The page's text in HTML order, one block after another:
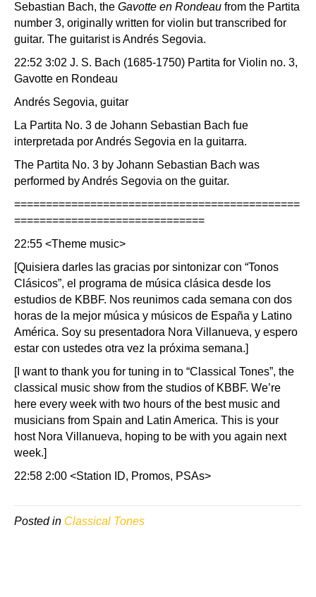
Sebastian Bach, the Gavotte en Rondeau from the Partita
number 3, originally written for violin but transcribed for
guitar. The guitarist is Andrés Segovia.
22:52 3:02 J. S. Bach (1685-1750) Partita for Violin no. 3,
Gavotte en Rondeau
Andrés Segovia, guitar
La Partita No. 3 de Johann Sebastian Bach fue
interpretada por Andrés Segovia en la guitarra.
The Partita No. 3 by Johann Sebastian Bach was
performed by Andrés Segovia on the guitar.
=============================================
==============================
22:55 <Theme music>
[Quisiera darles las gracias por sintonizar con “Tonos
Clásicos”, el programa de música clásica desde los
estudios de KBBF. Nos reunimos cada semana con dos
horas de la mejor música y músicos de España y Latino
América. Soy su presentadora Nora Villanueva, y espero
estar con ustedes otra vez la próxima semana.]
[I want to thank you for tuning in to “Classical Tones”, the
classical music show from the studios of KBBF. We’re
here every week with two hours of the best music and
musicians from Spain and Latin America. This is your
host Nora Villanueva, hoping to be with you again next
week.]
22:58 2:00 <Station ID, Promos, PSAs>
Posted in Classical Tones